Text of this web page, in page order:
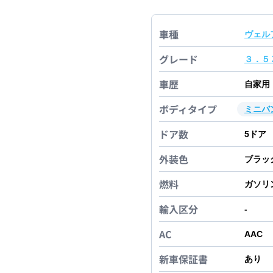
車種 ヴェル
グレード ３．５
車歴 自家用
ボディタイプ ミニ
ドア数 5 ドア
外装色 ブラッ
燃料 ガソリ
輸入区分 -
AC AAC
新車保証書 あり